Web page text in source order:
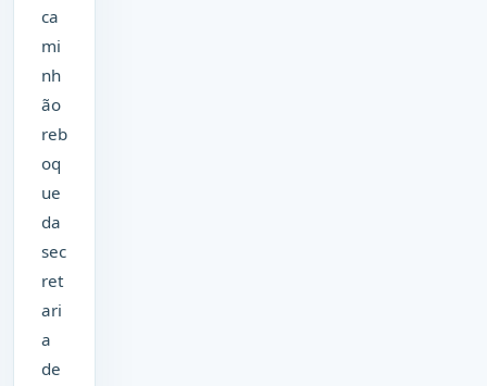
ca
mi
nh
ão
reb
oq
ue
da
sec
ret
ari
a
de